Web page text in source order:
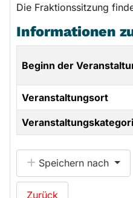
Die Fraktionssitzung
Informationen
Beginn der
Veranstaltungsort
Speichern nach
Zurück